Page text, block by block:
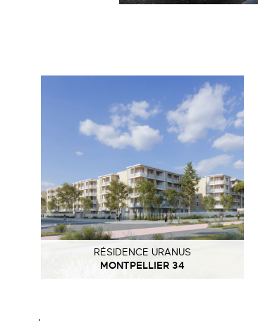
RÉSIDENCE URANUS
MONTPELLIER 34